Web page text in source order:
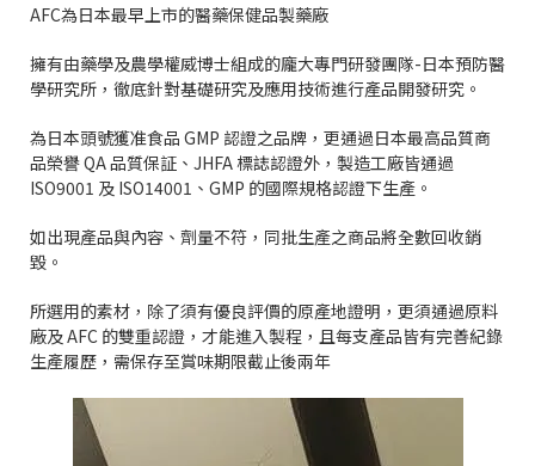
AFC為日本最早上市的醫藥保健品製藥廠
擁有由藥學及農學權威博士組成的龐大專門研發團隊-日本預防醫
學研究所，徹底針對基礎研究及應用技術進行產品開發研究。
為日本頭號獲准食品 GMP 認證之品牌，更通過日本最高品質商
品榮譽QA品質保証、 JHFA標誌認證外，製造工廠皆通過
ISO9001 及 ISO14001 、 GMP 的國際規格認證下生產。
如出現產品與內容、劑量不符，同批生產之商品將全數回收銷
毀。
所選用的素材，除了須有優良評價的原產地證明，更須通過原料
廠及AFC 的雙重認證，才能進入製程，且每支產品皆有完善紀錄
生產履歷，需保存至賞味期限截止後兩年